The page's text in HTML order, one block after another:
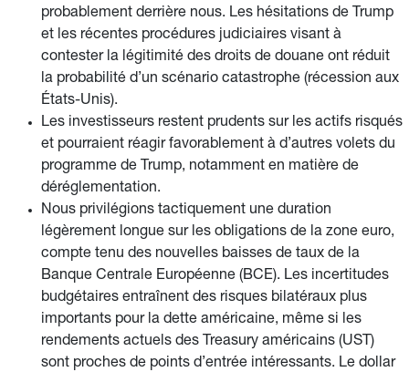
probablement derrière nous. Les hésitations de Trump
et les récentes procédures judiciaires visant à
contester la légitimité des droits de douane ont réduit
la probabilité d’un scénario catastrophe (récession aux
États-Unis).
Les investisseurs restent prudents sur les actifs risqués
et pourraient réagir favorablement à d’autres volets du
programme de Trump, notamment en matière de
déréglementation.
Nous privilégions tactiquement une duration
légèrement longue sur les obligations de la zone euro,
compte tenu des nouvelles baisses de taux de la
Banque Centrale Européenne (BCE). Les incertitudes
budgétaires entraînent des risques bilatéraux plus
importants pour la dette américaine, même si les
rendements actuels des Treasury américains (UST)
sont proches de points d’entrée intéressants. Le dollar